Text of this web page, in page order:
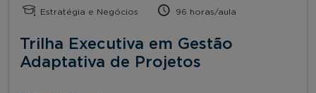
Estratégia e Negócios 96 horas/aula
Trilha Executiva em Gestão
Adaptativa de Projetos